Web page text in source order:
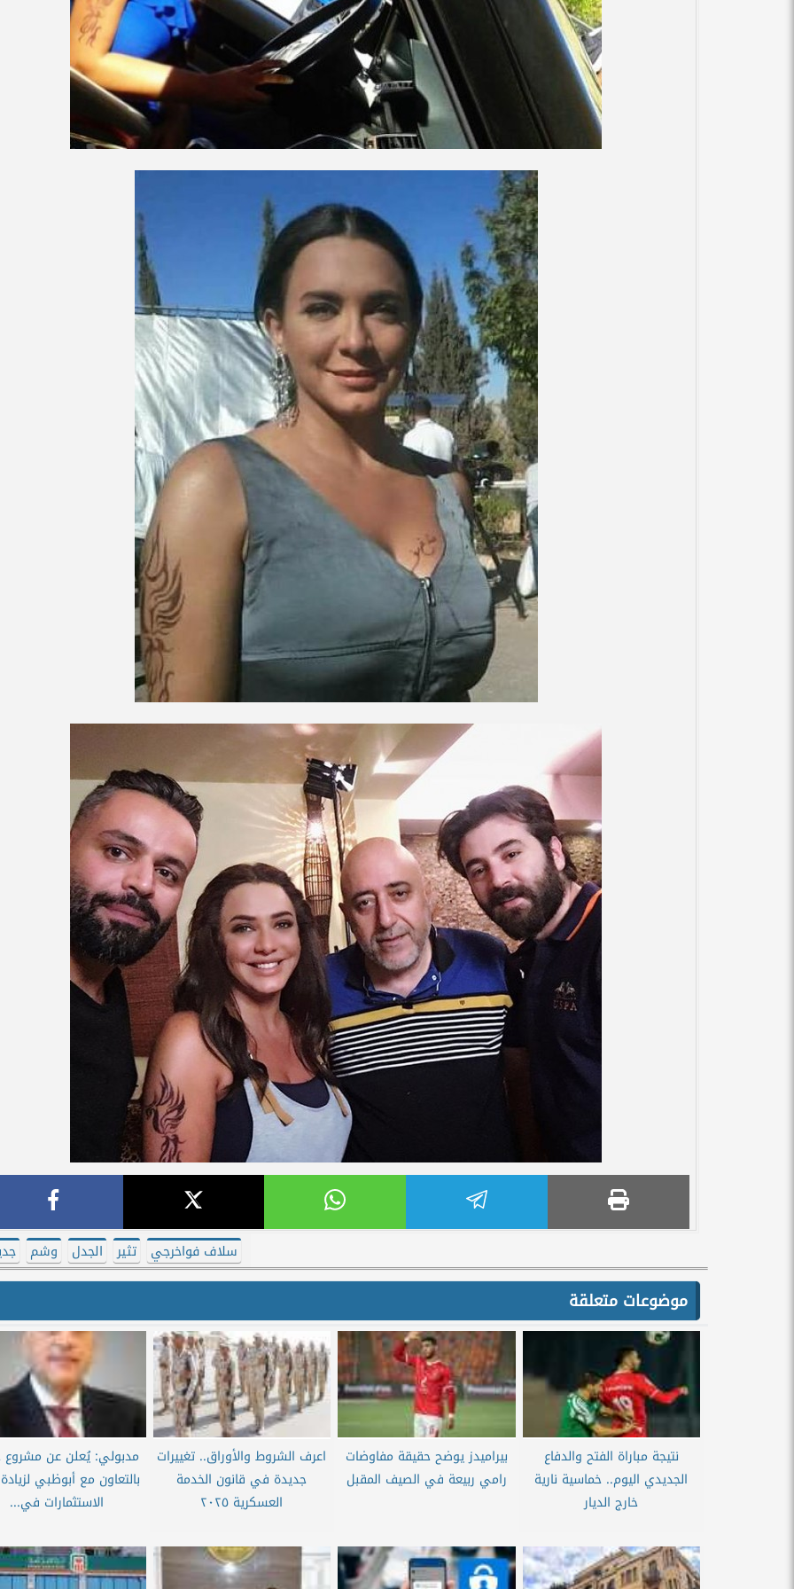
سلاف فواخرجي تثير الجدل وشم
موضوعات متعلقة
نتيجة مباراة الفتح والدفاع
الجديدي اليوم.. خماسية نارية
خارج الديار
بيراميدز يوضح حقيقة مفاوضات
رامي ربيعة في الصيف المقبل
اعرف الشروط والأوراق.. تغييرات
جديدة في قانون الخدمة
العسكرية ٢٠٢٥
مدبولي: يُعلن عن مشروع
بالتعاون مع أبوظبي
الاستثمارات في...